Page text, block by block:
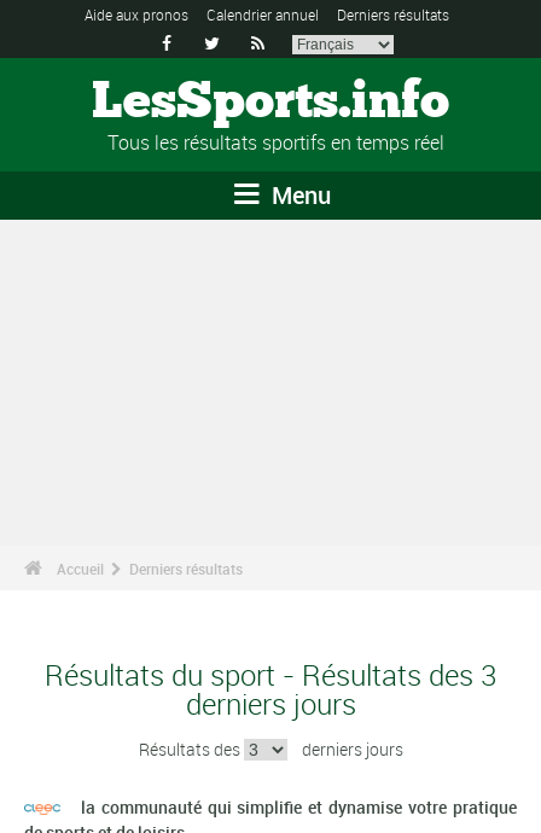
Aide aux pronos Calendrier annuel Derniers résultats
  
LesSports.info
Tous les résultats sportifs en temps réel
Menu
Accueil Derniers résultats
Résultats du sport - Résultats des 3
derniers jours
Résultats des derniers jours
la communauté qui simplifie et dynamise votre pratique